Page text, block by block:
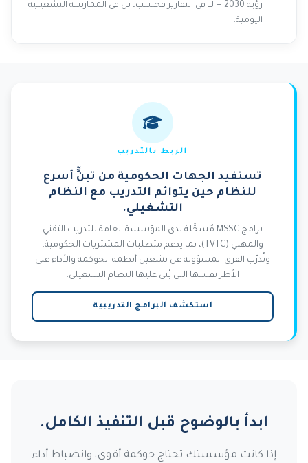
رؤية 2030 — لا في التقارير فحسب، بل في الممارسة التشغيلية
اليومية.
الربط بالتدريب
تستفيد الجهات الحكومية من تبنٍّ أسرع
للنظام حين يتوائم التدريب مع النظام
التشغيلي.
برامج MSSC مُسجَّلة لدى المؤسسة العامة للتدريب التقني
والمهني (TVTC)، بما يدعم متطلبات المشتريات الحكومية.
وتُدرَّب الفرق المسؤولة عن تشغيل أنظمة الحوكمة والأداء على
الأطر نفسها التي بُني عليها النظام التشغيلي.
استكشف البرامج التدريبية
ابدأ بالوضوح قبل التنفيذ الكامل.
إذا كانت مؤسستك تحتاج حوكمة أقوى، وانضباط أداء